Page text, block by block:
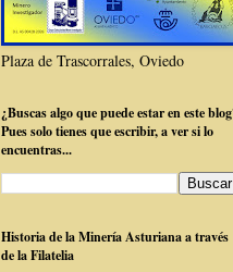
Plaza de Trascorrales, Oviedo
¿Buscas algo que puede estar en este
Pues solo tienes que escribir, a ver si lo
encuentras...
Historia de la Minería Asturiana a través
de la Filatelia